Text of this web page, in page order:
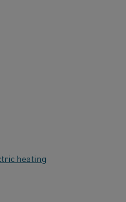
heating